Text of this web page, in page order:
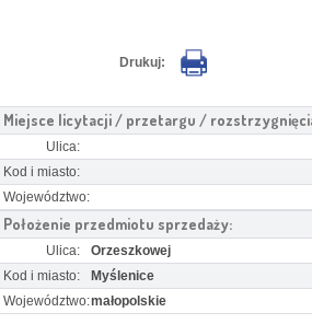
Drukuj:
Miejsce licytacji / przetargu /
Ulica:
Kod i miasto:
Województwo:
Położenie przedmiotu sprzedaży:
Ulica:
Orzeszkowej
Kod i miasto:
Myślenice
Województwo:małopolskie